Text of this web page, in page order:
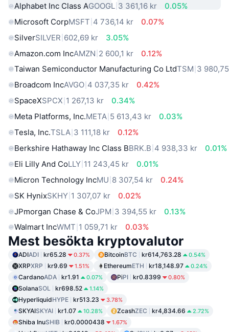
Alphabet Inc Class AGOOGL 3 361,16 kr
0.05%
Microsoft CorpMSFT 4 736,14 kr
0.07%
SilverSILVER 602,69 kr
3.05%
Amazon.com IncAMZN 2 600,1 kr
0.12%
Taiwan Semiconductor Manufacturing Co LtdTSM 3
Broadcom IncAVGO 4 037,35 kr
0.42%
SpaceXSPCX 1 267,13 kr
0.34%
Meta Platforms, Inc.META 5 613,43 kr
0.03%
Tesla, Inc.TSLA 3 111,18 kr
0.12%
Berkshire Hathaway Inc Class BBRK.B 4 938,33 kr
0.01%
Eli Lilly And CoLLY 11 243,45 kr
0.01%
Micron Technology IncMU 8 307,54 kr
0.24%
SK HynixSKHY 1 307,07 kr
0.02%
JPmorgan Chase & CoJPM 3 394,55 kr
0.13%
Walmart IncWMT 1 059,71 kr 0.03%
Mest besökta kryptovalutor
ADIADI kr65.28 0.37% BitcoinBTC kr614,763.28 0.54%
XRPXRP kr9.69 1.51% EthereumETH kr18,148.97 0.24%
CardanoADA kr1.91 0.07% PiPI kr0.8399 0.80%
SolanaSOL kr698.52 1.14%
HyperliquidHYPE kr513.23 3.78%
SKYAISKYAI kr1.07 10.28% ZcashZEC kr4,834.66 2.72%
Shiba InuSHIB kr0.0000438 1.67%